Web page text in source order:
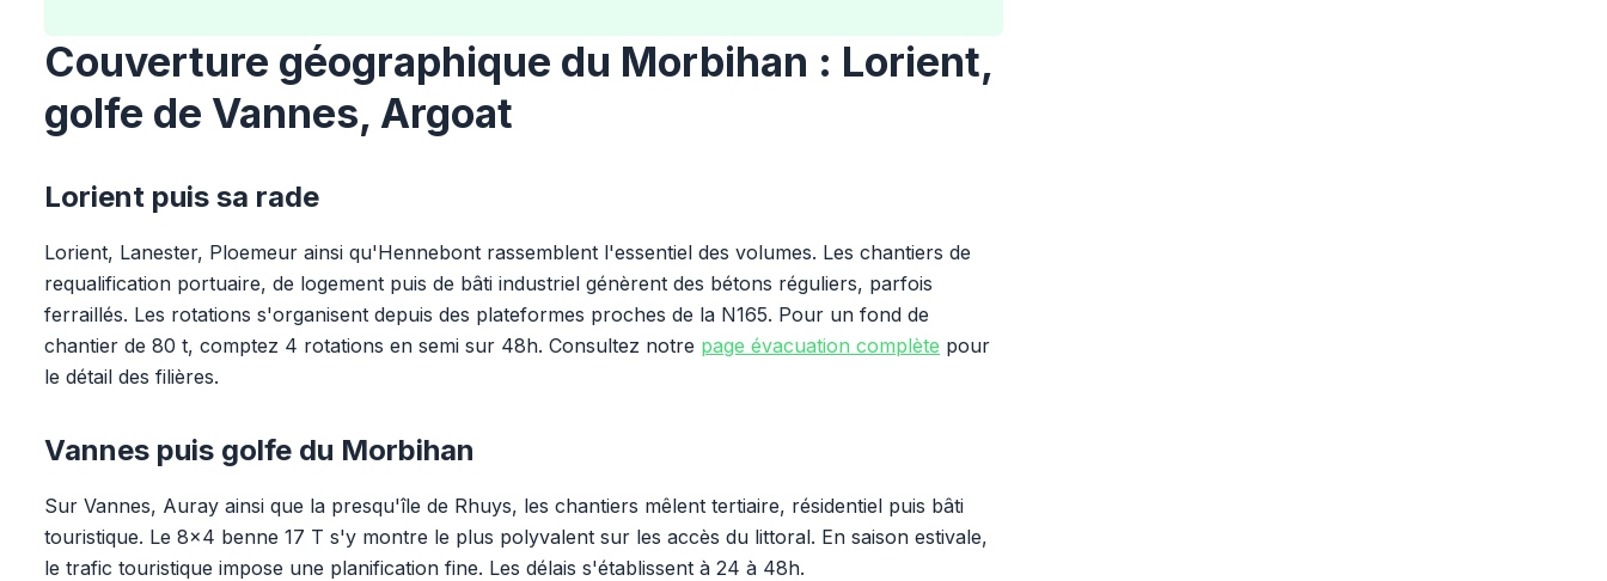
Couverture géographique du Morbihan : Lorient,
golfe de Vannes, Argoat
Lorient puis sa rade
Lorient, Lanester, Ploemeur ainsi qu'Hennebont rassemblent l'essentiel des volumes. Les chantiers de
requalification portuaire, de logement puis de bâti industriel génèrent des bétons réguliers, parfois
ferraillés. Les rotations s'organisent depuis des plateformes proches de la N165. Pour un fond de
chantier de 80 t, comptez 4 rotations en semi sur 48h. Consultez notre page évacuation complète pour
le détail des filières.
Vannes puis golfe du Morbihan
Sur Vannes, Auray ainsi que la presqu'île de Rhuys, les chantiers mêlent tertiaire, résidentiel puis bâti
touristique. Le 8x4 benne 17 T s'y montre le plus polyvalent sur les accès du littoral. En saison estivale,
le trafic touristique impose une planification fine. Les délais s'établissent à 24 à 48h.